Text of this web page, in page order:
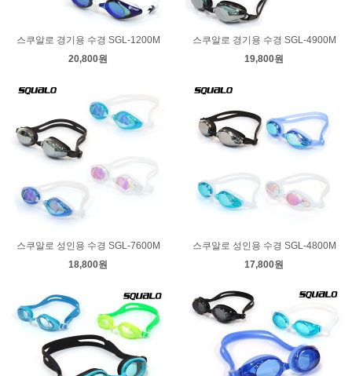
스쿠알로 경기용 수경 SGL-1200M
20,800원
스쿠알로 경기용 수경 SGL-4900M
19,800원
스쿠알로 성인용 수경 SGL-7600M
18,800원
스쿠알로 성인용 수경 SGL-4800M
17,800원